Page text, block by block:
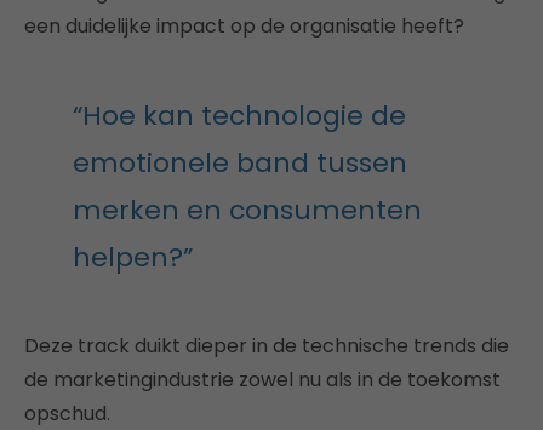
een duidelijke impact op de organisatie heeft?
“Hoe kan technologie de
emotionele band tussen
merken en consumenten
helpen?”
Deze track duikt dieper in de technische trends die
de marketingindustrie zowel nu als in de toekomst
opschud.